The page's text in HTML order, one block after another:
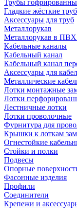
Трубы
Гладкие жёсткие
Аксессуары для труб
Металлорукав
Металлорукав в ПВХ
Кабельные каналы
Кабельный канал
Кабельный канал
Аксессуары для
Металлические
Лотки монтажные
Лотки
Лестничные лотки
Лотки проволочные
Фурнитура для
Крышки к лоткам
Огнестойкие
Стойки и полки
Подвесы
Опорные
Фасонные изделия
Профили
Соединители
Крепежи и